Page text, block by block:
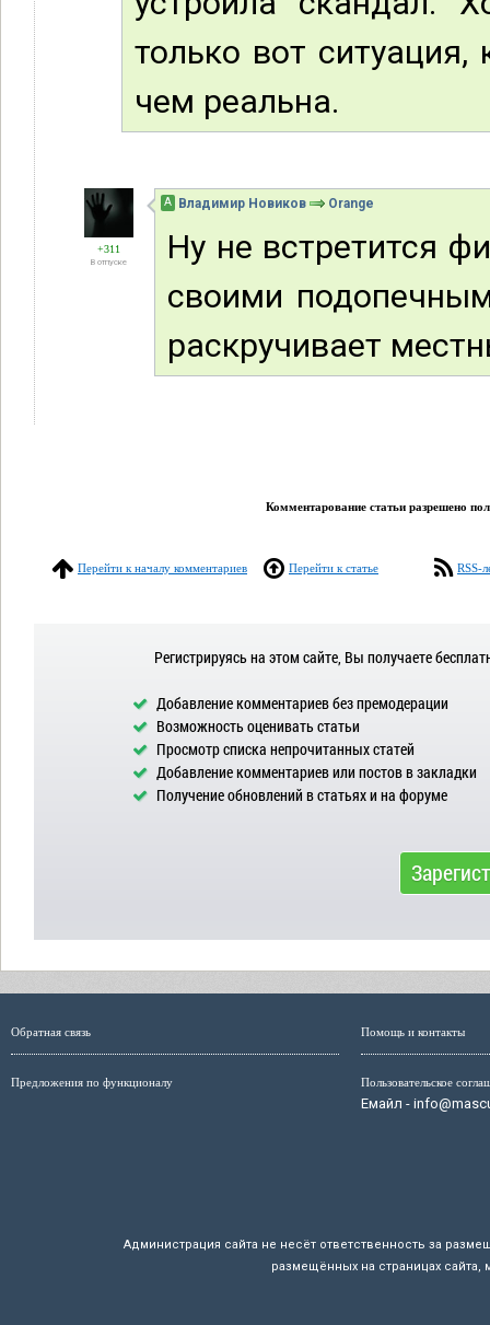
только вот ситуация,
чем реальна.
+311
В отпуске
А Владимир Новиков Orange
Ну не встретится
своими
раскручивает
Комментарование статьи разрешено
Перейти к началу комментариев Перейти к статье RSS-
Регистрируясь на этом сайте, Вы получаете
Добавление комментариев без премодерации
Возможность оценивать статьи
Просмотр списка непрочитанных статей
Добавление комментариев или постов в закладки
Получение обновлений в статьях и на форуме
Обратная связь
Предложения по функционалу
Помощь и контакты
Пользовательское
Емайл -
Администрация сайта не несёт ответственность за
размещённых на страницах